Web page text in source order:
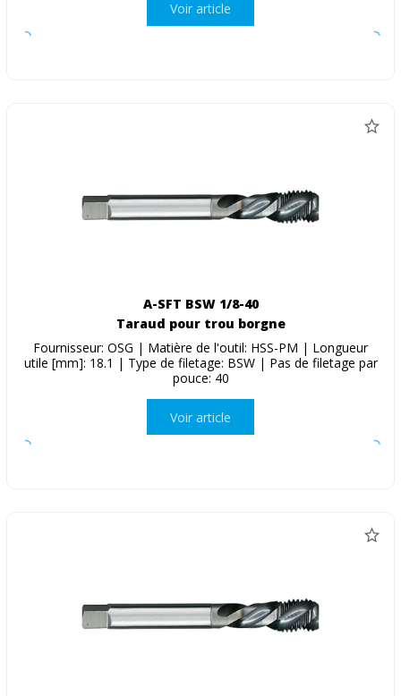
Voir article
A-SFT BSW 1/8-40
Taraud pour trou borgne
Fournisseur: OSG | Matière de l'outil: HSS-PM | Longueur
utile [mm]: 18.1 | Type de filetage: BSW | Pas de filetage par
pouce: 40
Voir article